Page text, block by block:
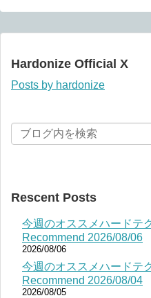
Hardonize Official X
Posts by hardonize
Rescent Posts
今週のオススメハードテ
Recommend 2026/08/06
2026/08/06
今週のオススメハードテ
Recommend 2026/08/04
2026/08/05